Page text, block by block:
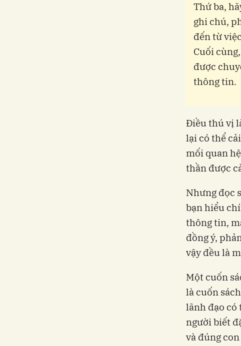
Thứ ba,
ghi chú,
đến từ
Cuối
được
thông tin.
Điều thú vị
lại có thể
mối quan
thần được
Nhưng đọc
bạn hiểu
thông tin,
đồng ý,
vậy đều là
Một cuốn
là cuốn
lãnh đạo có
người biết
và đúng